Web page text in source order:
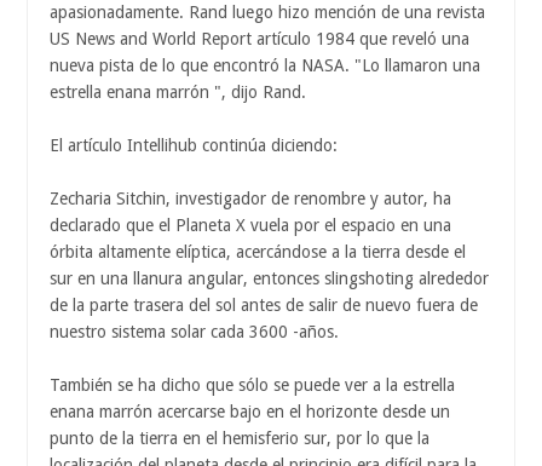
apasionadamente. Rand luego hizo mención de una revista
US News and World Report artículo 1984 que reveló una
nueva pista de lo que encontró la NASA. "Lo llamaron una
estrella enana marrón ", dijo Rand.
El artículo Intellihub continúa diciendo:
Zecharia Sitchin, investigador de renombre y autor, ha
declarado que el Planeta X vuela por el espacio en una
órbita altamente elíptica, acercándose a la tierra desde el
sur en una llanura angular, entonces slingshoting alrededor
de la parte trasera del sol antes de salir de nuevo fuera de
nuestro sistema solar cada 3600 -años.
También se ha dicho que sólo se puede ver a la estrella
enana marrón acercarse bajo en el horizonte desde un
punto de la tierra en el hemisferio sur, por lo que la